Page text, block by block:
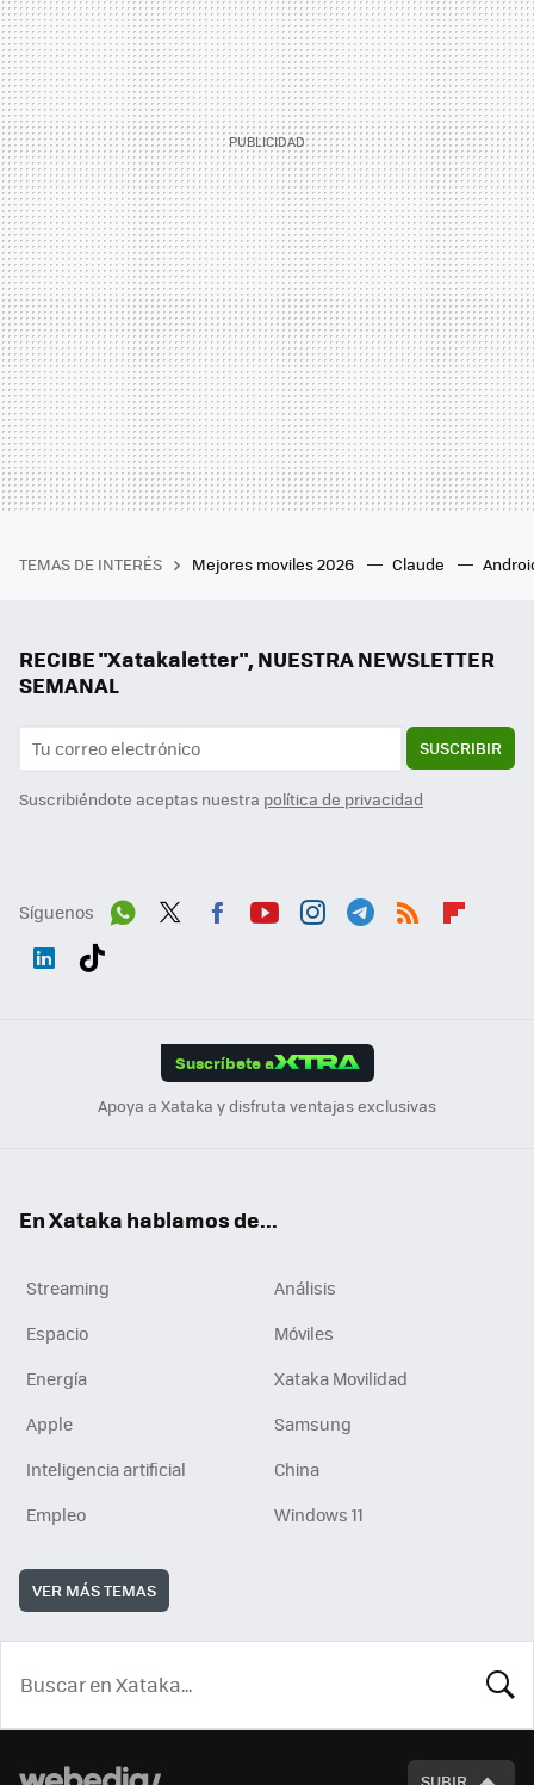
TEMAS DE INTERÉS Mejores moviles 2026 Claude
RECIBE "Xatakaletter", NUESTRA NEWSLETTER
SEMANAL
SUSCRIBIR
Suscribiéndote aceptas nuestra política de privacidad
Síguenos
Suscríbete a
Apoya a Xataka y disfruta ventajas exclusivas
En Xataka hablamos de...
Streaming
Análisis
Espacio
Móviles
Energía
Xataka Movilidad
Apple
Samsung
Inteligencia artificial
China
Empleo
Windows 11
VER MÁS TEMAS
SUBIR